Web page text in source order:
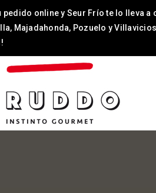
pedido online y Seur Frío te lo lleva a
Majadahonda, Pozuelo y